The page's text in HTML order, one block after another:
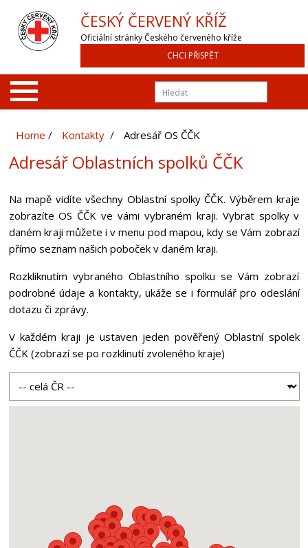
ČESKÝ ČERVENÝ KŘÍŽ
Oficiální stránky Českého červeného kříže
CHCI PŘISPĚT
Home Kontakty Adresář OS ČČK
Adresář Oblastních spolků ČČK
Na mapě vidíte všechny Oblastní spolky ČČK. Výběrem kraje
zobrazíte OS ČČK ve vámi vybraném kraji. Vybrat spolky v
daném kraji můžete i v menu pod mapou, kdy se Vám zobrazí
přímo seznam našich poboček v daném kraji.
Rozkliknutím vybraného Oblastního spolku se Vám zobrazí
podrobné údaje a kontakty, ukáže se i formulář pro odeslání
dotazu či zprávy.
V každém kraji je ustaven jeden pověřený Oblastní spolek
ČČK (zobrazí se po rozklinutí zvoleného kraje)